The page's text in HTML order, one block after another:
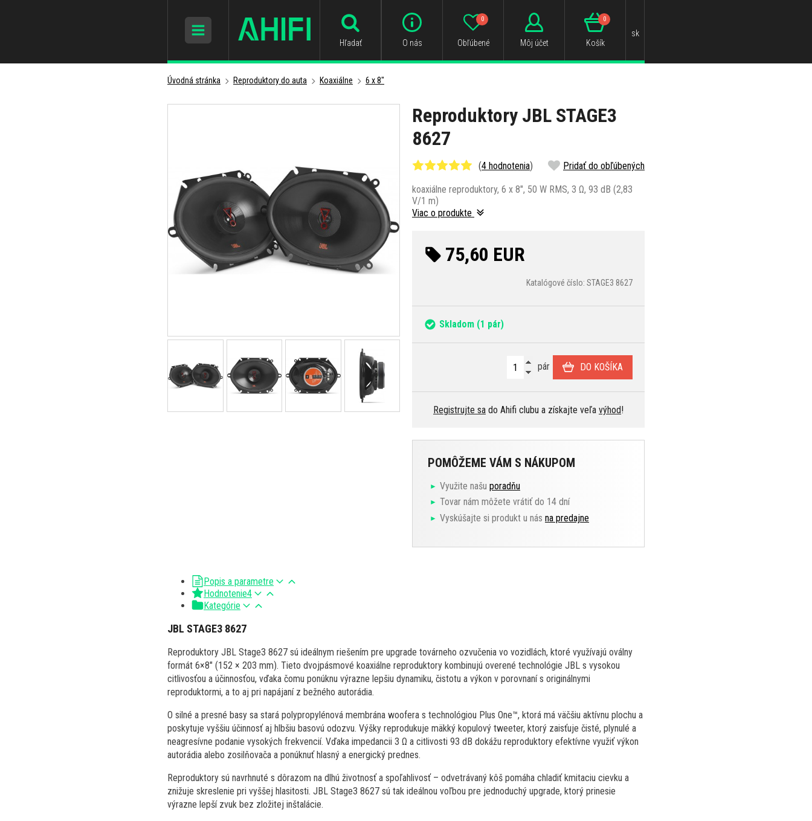
Hľadať O nás Obľúbené
0
Môj účet Košík
0
sk
Úvodná stránka Reproduktory do auta Koaxiálne 6 x 8"
Reproduktory JBL STAGE3
8627
(4 hodnotenia) Pridať do obľúbených
koaxiálne reproduktory, 6 x 8", 50 W RMS, 3 Ω, 93 dB (2,83
V/1 m)
Viac o produkte
75,60 EUR
Katalógové číslo: STAGE3 8627
Skladom (1 pár)
pár DO KOŠÍKA
Registrujte sa do Ahifi clubu a získajte veľa výhod!
POMÔŽEME VÁM S NÁKUPOM
Využite našu poradňu
Tovar nám môžete vrátiť do 14 dní
Vyskúšajte si produkt u nás na predajne
Popis a parametre
Hodnotenie4
Kategórie
JBL STAGE3 8627
Reproduktory JBL Stage3 8627 sú ideálnym riešením pre upgrade továrneho ozvučenia vo vozidlách, ktoré využívajú oválny
formát 6×8" (152 × 203 mm). Tieto dvojpásmové koaxiálne reproduktory kombinujú overené technológie JBL s vysokou
citlivosťou a účinnosťou, vďaka čomu ponúknu výrazne lepšiu dynamiku, čistotu a výkon v porovnaní s originálnymi
reproduktormi, a to aj pri napájaní z bežného autorádia.
O silné a presné basy sa stará polypropylénová membrána woofera s technológiou Plus One™, ktorá má väčšiu aktívnu plochu a
poskytuje vyššiu účinnosť aj hlbšiu basovú odozvu. Výšky reprodukuje mäkký kopulový tweeter, ktorý zaisťuje čisté, plynulé a
neagresívne podanie vysokých frekvencií. Vďaka impedancii 3 Ω a citlivosti 93 dB dokážu reproduktory efektívne využiť výkon
autorádia alebo zosilňovača a ponúknuť hlasný a energický prednes.
Reproduktory sú navrhnuté s dôrazom na dlhú životnosť a spoľahlivosť – odvetrávaný kôš pomáha chladiť kmitaciu cievku a
znižuje skreslenie pri vyššej hlasitosti. JBL Stage3 8627 sú tak ideálnou voľbou pre jednoduchý upgrade, ktorý prinesie
výrazne lepší zvuk bez zložitej inštalácie.